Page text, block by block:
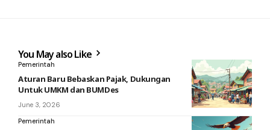
You May also Like
Pemerintah
Aturan Baru Bebaskan Pajak, Dukungan
Untuk UMKM dan BUMDes
June 3, 2026
Pemerintah